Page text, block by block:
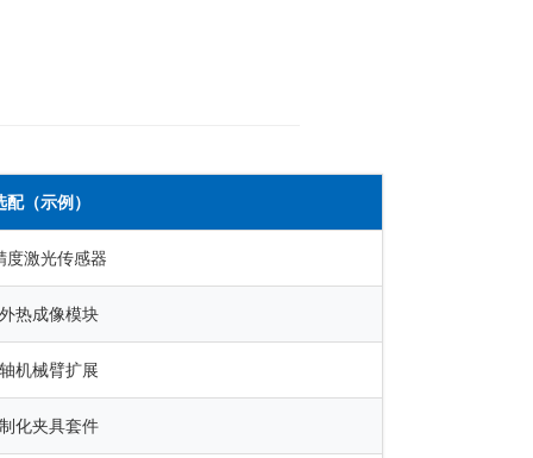
配（示例）
度激光传感器
热成像模块
机械臂扩展
化夹具套件